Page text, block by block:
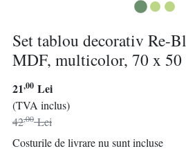
Set tablou decorativ Re-
MDF, multicolor, 70 x 50
21,00 Lei
(TVA inclus)
42,00 Lei
Costurile de livrare nu sunt incluse